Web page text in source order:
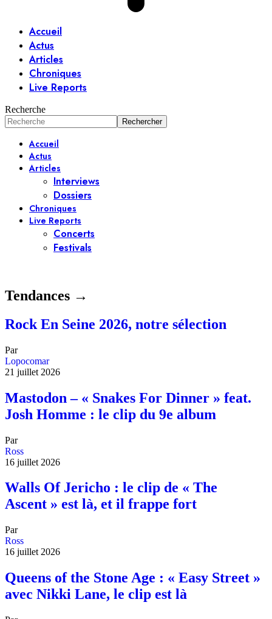
Accueil
Actus
Articles
Chroniques
Live Reports
Recherche
Accueil
Actus
Articles
Interviews
Dossiers
Chroniques
Live Reports
Concerts
Festivals
Tendances →
Rock En Seine 2026, notre sélection
Par
Lopocomar
21 juillet 2026
Mastodon – « Snakes For Dinner » feat.
Josh Homme : le clip du 9e album
Par
Ross
16 juillet 2026
Walls Of Jericho : le clip de « The
Ascent » est là, et il frappe fort
Par
Ross
16 juillet 2026
Queens of the Stone Age : « Easy Street »
avec Nikki Lane, le clip est là